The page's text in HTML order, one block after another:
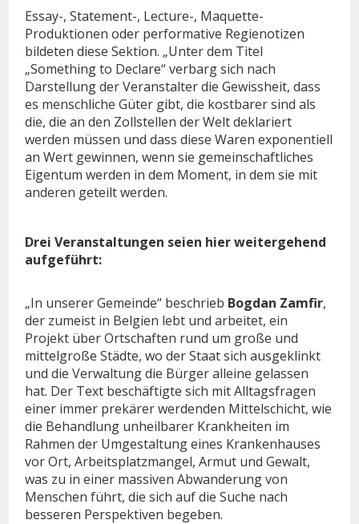
Essay-, Statement-, Lecture-, Maquette-
Produktionen oder performative Regienotizen
bildeten diese Sektion. „Unter dem Titel
„Something to Declare“ verbarg sich nach
Darstellung der Veranstalter die Gewissheit, dass
es menschliche Güter gibt, die kostbarer sind als
die, die an den Zollstellen der Welt deklariert
werden müssen und dass diese Waren exponentiell
an Wert gewinnen, wenn sie gemeinschaftliches
Eigentum werden in dem Moment, in dem sie mit
anderen geteilt werden.
Drei Veranstaltungen seien hier weitergehend
aufgeführt:
„In unserer Gemeinde“ beschrieb Bogdan Zamfir,
der zumeist in Belgien lebt und arbeitet, ein
Projekt über Ortschaften rund um große und
mittelgroße Städte, wo der Staat sich ausgeklinkt
und die Verwaltung die Bürger alleine gelassen
hat. Der Text beschäftigte sich mit Alltagsfragen
einer immer prekärer werdenden Mittelschicht, wie
die Behandlung unheilbarer Krankheiten im
Rahmen der Umgestaltung eines Krankenhauses
vor Ort, Arbeitsplatzmangel, Armut und Gewalt,
was zu in einer massiven Abwanderung von
Menschen führt, die sich auf die Suche nach
besseren Perspektiven begeben.